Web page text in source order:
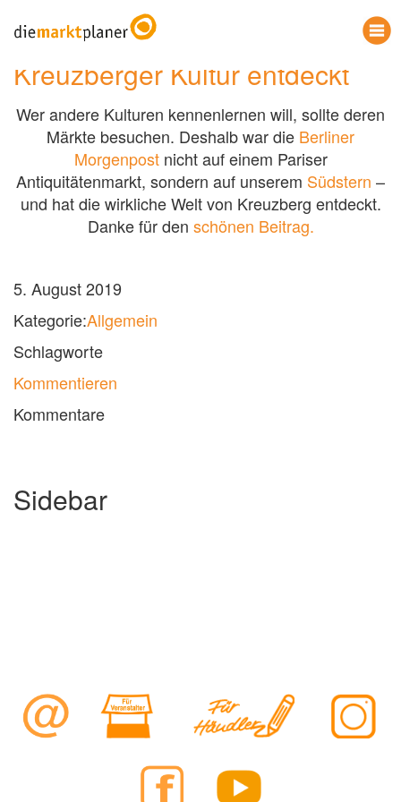
Kreuzberger Kultur entdeckt
Wer andere Kulturen kennenlernen will, sollte deren
Märkte besuchen. Deshalb war die Berliner
Morgenpostnicht auf einem Pariser
Antiquitätenmarkt, sondern auf unserem Südstern –
und hat die wirkliche Welt von Kreuzberg entdeckt.
Danke für den schönen Beitrag.
5. August 2019
Kategorie:Allgemein
Schlagworte
Kommentieren
Kommentare
Sidebar